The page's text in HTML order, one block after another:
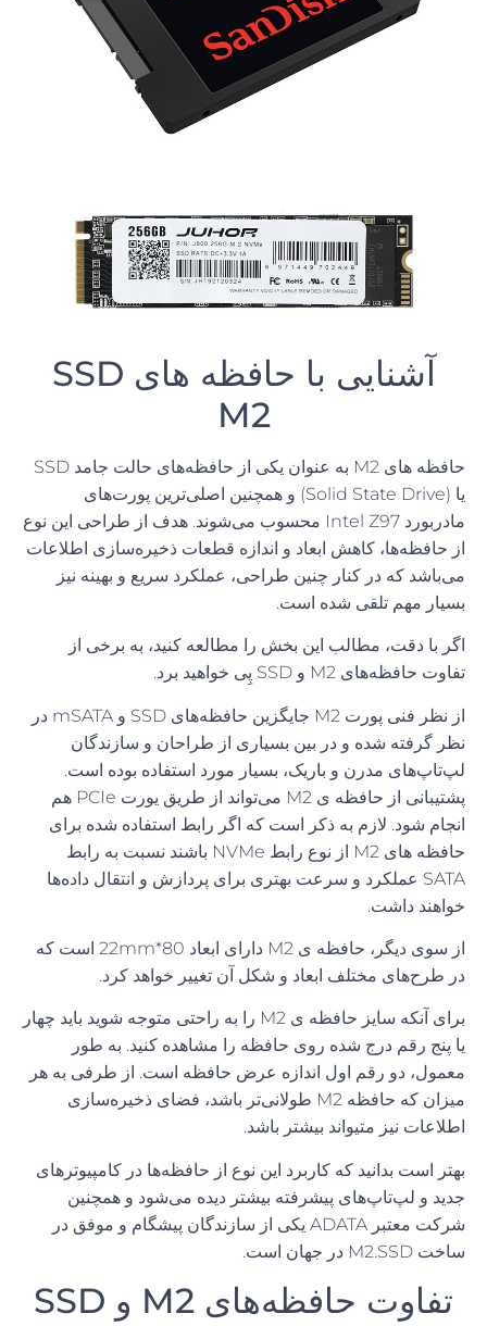
آشنایی با حافظه های SSD
M2
حافظه های M2 به عنوان یکی از حافظههای حالت جامدSSD
یا(Solid State Drive) و همچنین اصلیترین پورتهای
مادربوردIntel Z97 محسوب میشوند. هدف از طراحی این نوع
از حافظهها، کاهش ابعاد و اندازه قطعات ذخیرهسازی اطلاعات
میباشد که در کنار چنین طراحی، عملکرد سریع و بهینه نیز
بسیار مهم تلقی شده است.
اگر با دقت، مطالب این بخش را مطالعه کنید، به برخی از
تفاوت حافظه‌های M2 و SSD
پِی خواهید برد.
از نظر فنی پورتM2 جایگزین حافظههایSSD وmSATA
در
نظر گرفته شده و در بین بسیاری از طراحان و سازندگان
لپتاپهای مدرن و باریک، بسیار مورد استفاده بوده است.
پشتیبانی از حافظه ی M2 می‌تواند از طریق یو
رت
PCIe هم
انجام شود. لازم به ذکر است که اگر رابط استفاده شده برای
حافظه هایM2 از نوع رابطNVMe
باشند نسبت به رابط
SATA عملکرد و سرعت بهتری برای پردازش و انتقال دادهها
خواهند داشت.
از سوی دیگر، حافظه یM2 دارای ابعاد80*22mm
است که
در طرحهای مختلف ابعاد و شکل آن تغییر خواهد کرد.
برای آنکه سایز حافظه یM2
را به راحتی متوجه شوید باید چهار
یا پنج رقم درج شده روی حافظه را مشاهده کنید. به طور
معمول، دو رقم اول اندازه عرض حافظه است. از طرفی به هر
میزان که حافظه M2 طولانیتر باشد، فضای ذخیرهسازی
اطلاعات نیز متیواند بیشتر باشد.
بهتر است بدانید که کاربرد این نوع از حافظهها در کامپیوترهای
جدید و لپتاپهای پیشرفته بیشتر دیده میشود و همچنین
شرکت معتبر
یکی از سازندگان پیشگام و موفق در
ساختM2.SSD در جهان است.
تفاوت حافظه‌های M2 و SSD